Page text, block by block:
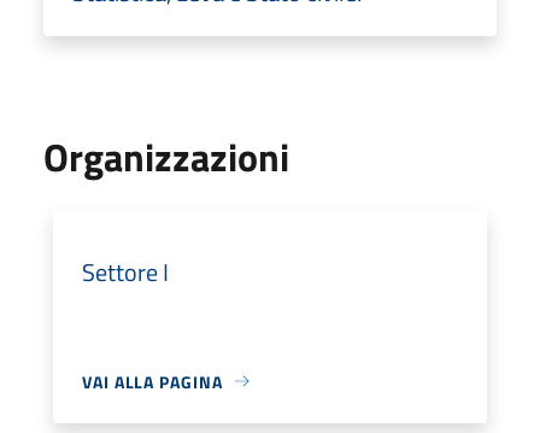
Organizzazioni
Settore I
VAI ALLA PAGINA